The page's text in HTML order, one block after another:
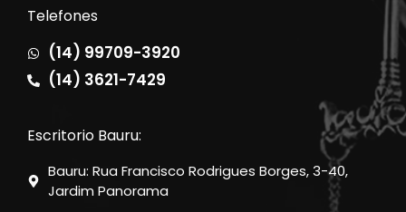
Telefones
(14) 99709-3920
(14) 3621-7429
Escritorio Bauru:
Bauru: Rua Francisco Rodrigues Borges, 3-40,
Jardim Panorama